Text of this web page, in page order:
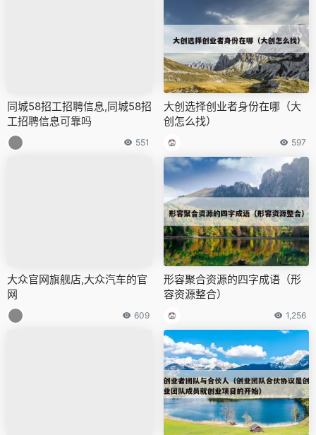
同城58招工招聘信息,同城58招
工招聘信息可靠吗
551
大创选择创业者身份在哪（大
创怎么找）
597
大众官网旗舰店,大众汽车的官
网
609
形容聚合资源的四字成语（形
容资源整合）
1,256